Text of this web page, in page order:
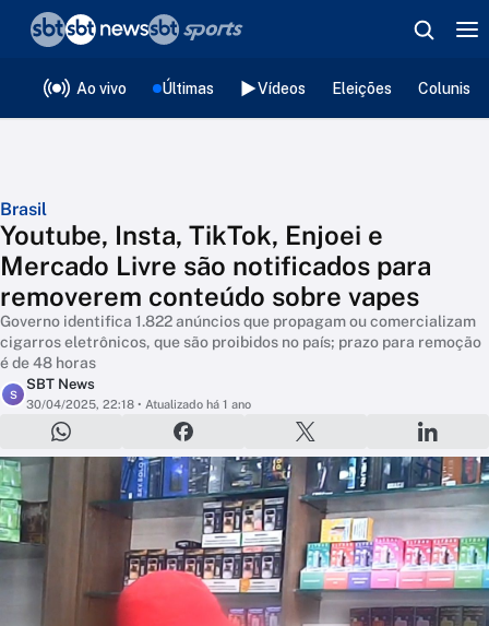
Ao vivo Últimas Vídeos Eleições
Brasil
Youtube, Insta, TikTok, Enjoei e
Mercado Livre são notificados para
removerem conteúdo sobre vapes
Governo identifica 1.822 anúncios que propagam ou comercializam
cigarros eletrônicos, que são proibidos no país; prazo para remoção
é de 48 horas
S
SBT News
30/04/2025, 22:18 • Atualizado há 1 ano
❮voltar
Editorias